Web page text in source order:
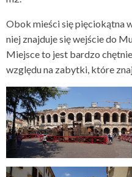
Obok mieści się pięciokątna
niej znajduje się wejście do
Miejsce to jest bardzo
względu na zabytki, które